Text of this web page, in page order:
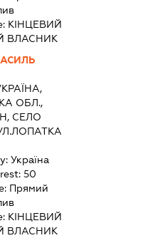
КІНЦЕВИЙ
ВЛАСНИК
ОБЛ.,
СЕЛО
Україна
50
Прямий
КІНЦЕВИЙ
ВЛАСНИК